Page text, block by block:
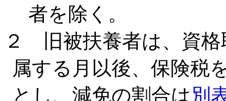
者を除く。
２ 旧被扶養者は、資格
属する月以後、保険税
とし、減免の割合は別